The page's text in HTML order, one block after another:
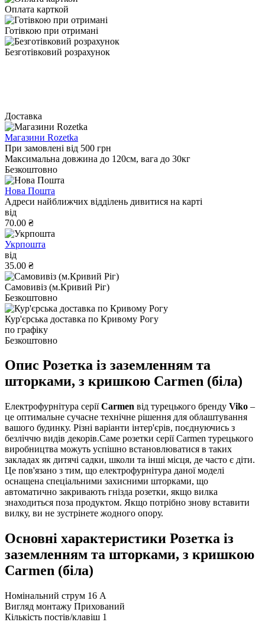
Оплата карткой
Готівкою при отримані
Безготівковий розрахунок
Доставка
Магазини Rozetka
При замовлені від 500 грн
Максимальна довжина до 120см, вага до 30кг
Безкоштовно
Нова Пошта
Адреси найближчих відділень дивитися на карті
від
70.00 ₴
Укрпошта
від
35.00 ₴
Самовивіз (м.Кривий Ріг)
Безкоштовно
Кур'єрська доставка по Кривому Рогу
по графіку
Безкоштовно
Опис Розетка із заземленням та
шторками, з кришкою Carmen (біла)
Електрофурнітура серіїCarmen від турецького бренду Viko –
це оптимальне сучасне технічне рішення для облаштування
вашого будинку. Різні варіанти інтер'єрів, поєднуючись з
безліччю видів декорів.Саме розетки серії Carmen турецького
виробництва можуть успішно встановлюватися в таких
закладах як дитячі садки, школи та інші місця, де часто є діти.
Це пов'язано з тим, що електрофурнітура даної моделі
оснащена спеціальними захисними шторками, що
автоматично закривають гнізда розетки, якщо вилка
знаходиться поза продуктом. Якщо потрібно знову вставити
вилку, ви не зустрінете жодного опору.
Основні характеристики Розетка із
заземленням та шторками, з кришкою
Carmen (біла)
Номінальний струм 16 А
Вигляд монтажу Прихований
Кількість постів/клавіш 1